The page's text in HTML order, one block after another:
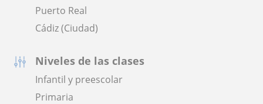
Puerto Real
Cádiz (Ciudad)
Niveles de las clases
Infantil y preescolar
Primaria